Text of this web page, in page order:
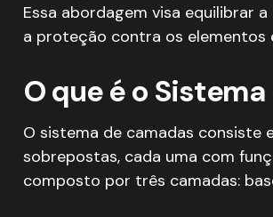
Essa abordagem visa equilibrar
a proteção contra os elementos
O que é o
O sistema de camadas consiste
sobrepostas, cada uma com
composto por três camadas: